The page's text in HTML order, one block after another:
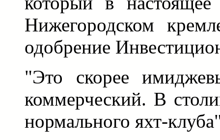
Нижегородском
одобрение
"Это скорее
коммерческий. В
нормального яхт-